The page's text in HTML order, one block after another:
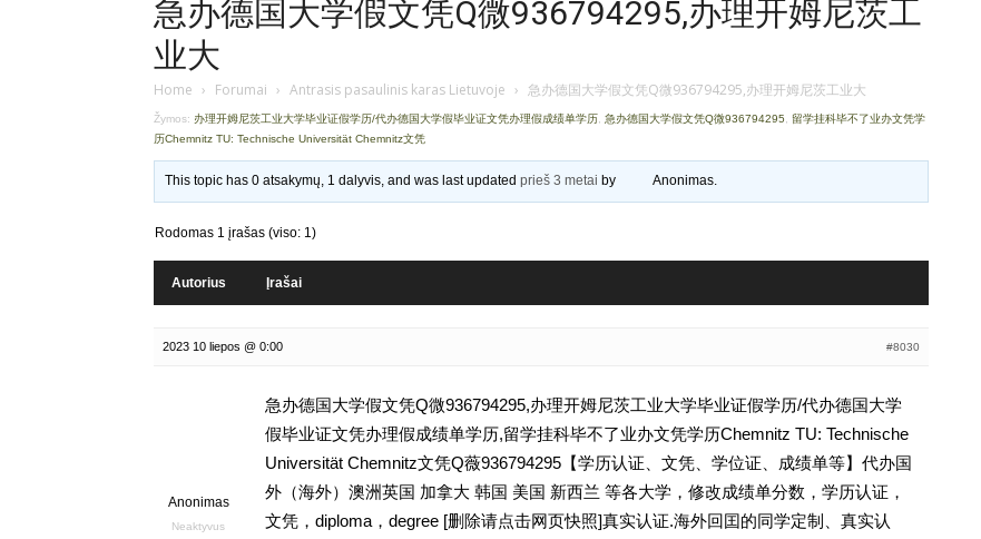
急办德国大学假文凭Q微936794295,办理开姆尼茨工
业大
Home › Forumai › Antrasis pasaulinis karas Lietuvoje › 急办德国大学假文凭Q微936794295,办理开姆尼茨工业大
Žymos: 办理开姆尼茨工业大学毕业证假学历/代办德国大学假毕业证文凭办理假成绩单学历 急办德国大学假文凭Q微936794295
留学挂科毕不了业办文凭学
历Chemnitz TU: Technische Universität Chemnitz文凭
This topic has 0 atsakymų, 1 dalyvis, and was last updatedprieš 3 metai by Anonimas.
Rodomas 1 įrašas (viso: 1)
Autorius Įrašai
2023 10 liepos @ 0:00 #8030
Anonimas
Neaktyvus
急办德国大学假文凭Q微936794295,办理开姆尼茨工业大学毕业证假学历/代办德国大学
假毕业证文凭办理假成绩单学历,留学挂科毕不了业办文凭学历Chemnitz TU: Technische
Universität Chemnitz文凭Q薇936794295【学历认证、文凭、学位证、成绩单等】代办国
外（海外）澳洲英国 加拿大 韩国 美国 新西兰 等各大学，修改成绩单分数，学历认证，
文凭，diploma，degree [删除请点击网页快照]真实认证.海外回囯的同学定制、真实认